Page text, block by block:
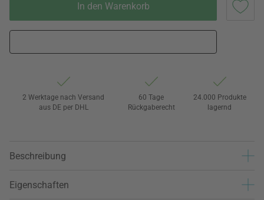
In den Warenkorb
2 Werktage nach Versand
aus DE per DHL
60 Tage
Rückgaberecht
24.000 Produkte
lagernd
Beschreibung
Eigenschaften